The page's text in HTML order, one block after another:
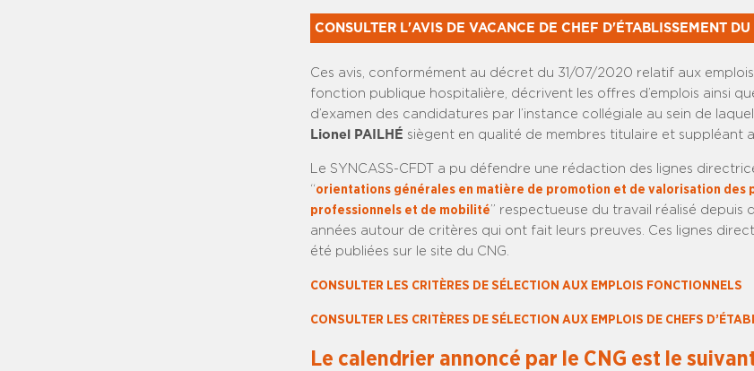
CONSULTER L'AVIS DE VACANCE DE CHEF D'ÉTABLISSEMENT DU
Ces avis, conformément au décret du 31/07/2020 relatif aux
fonction publique hospitalière, décrivent les offres d’emplois ainsi
d’examen des candidatures par l’instance collégiale au sein de
Lionel PAILHÉ siègent en qualité de membres titulaire et suppléant
Le SYNCASS-CFDT a pu défendre une rédaction des lignes
“orientations générales en matière de promotion et de valorisation des
professionnels et de mobilité” respectueuse du travail réalisé depuis
années autour de critères qui ont fait leurs preuves. Ces lignes
été publiées sur le site du CNG.
CONSULTER LES CRITÈRES DE SÉLECTION AUX EMPLOIS FONCTIONNELS
CONSULTER LES CRITÈRES DE SÉLECTION AUX EMPLOIS DE CHEFS
Le calendrier annoncé par le CNG est le